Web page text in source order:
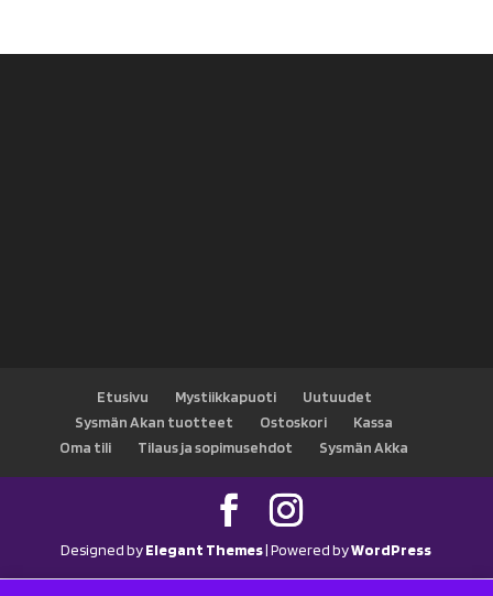
Etusivu Mystiikkapuoti
Uutuudet
Sysmän Akan tuotteet
Ostoskori
Kassa
Oma tili
Tilaus ja sopimusehdot Sysmän Akka
Designed byElegant Themes| Powered byWordPress